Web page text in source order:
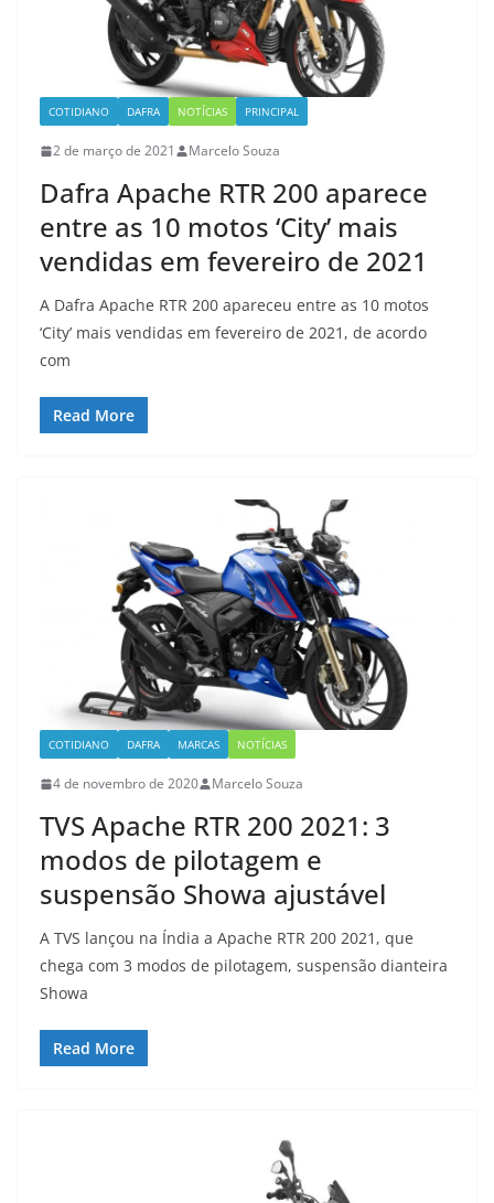
COTIDIANO DAFRA NOTÍCIAS PRINCIPAL
2 de março de 2021 Marcelo Souza
Dafra Apache RTR 200 aparece
entre as 10 motos ‘City’ mais
vendidas em fevereiro de 2021
A Dafra Apache RTR 200 apareceu entre as 10 motos
‘City’ mais vendidas em fevereiro de 2021, de acordo
com
Read More
COTIDIANO DAFRA MARCAS NOTÍCIAS
4 de novembro de 2020 Marcelo Souza
TVS Apache RTR 200 2021: 3
modos de pilotagem e
suspensão Showa ajustável
A TVS lançou na Índia a Apache RTR 200 2021, que
chega com 3 modos de pilotagem, suspensão dianteira
Showa
Read More